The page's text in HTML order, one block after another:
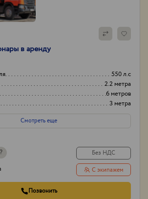
в аренду
550 л.с
2.2 метра
6 метров
3 метра
Смотреть еще
? Без НДС
С экипажем
Позвонить